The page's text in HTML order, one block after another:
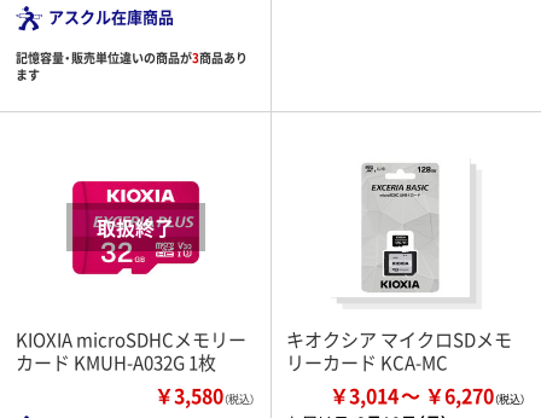
アスクル在庫商品
記憶容量・販売単位違いの商品が3商品あり
ます
KIOXIA microSDHCメモリー
カード KMUH-A032G 1枚
￥3,580（税込）
キオクシア マイクロSDメモ
リーカード KCA-MC
￥3,014 ￥6,270